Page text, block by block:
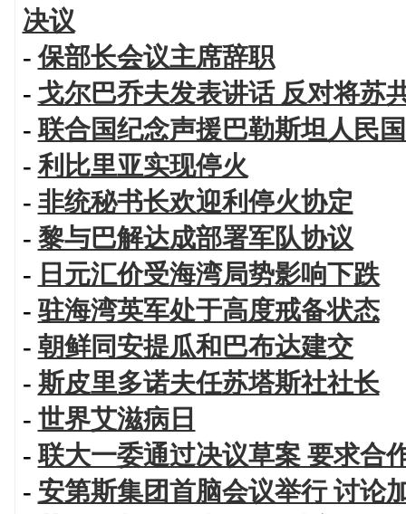
决议
-保部长会议主席辞职
- 戈尔巴乔夫发表讲话 反对将苏
-联合国纪念声援巴勒斯坦人民
-利比里亚实现停火
- 非统秘书长欢迎利停火协定
- 黎与巴解达成部署军队协议
- 日元汇价受海湾局势影响下跌
-驻海湾英军处于高度戒备状态
- 朝鲜同安提瓜和巴布达建交
- 斯皮里多诺夫任苏塔斯社社长
- 世界艾滋病日
-联大一委通过决议草案 要求合
- 安第斯集团首脑会议举行 讨论